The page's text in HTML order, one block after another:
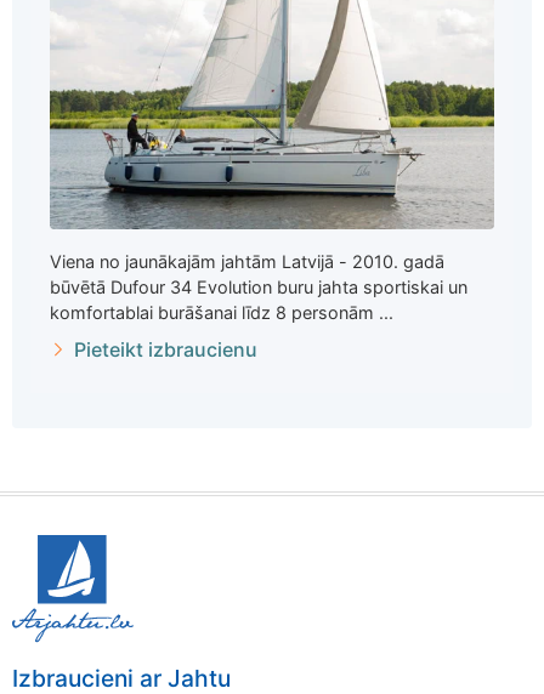
Viena no jaunākajām jahtām Latvijā - 2010. gadā
būvētā Dufour 34 Evolution buru jahta sportiskai un
komfortablai burāšanai līdz 8 personām ...
Pieteikt izbraucienu
Izbraucieni ar Jahtu